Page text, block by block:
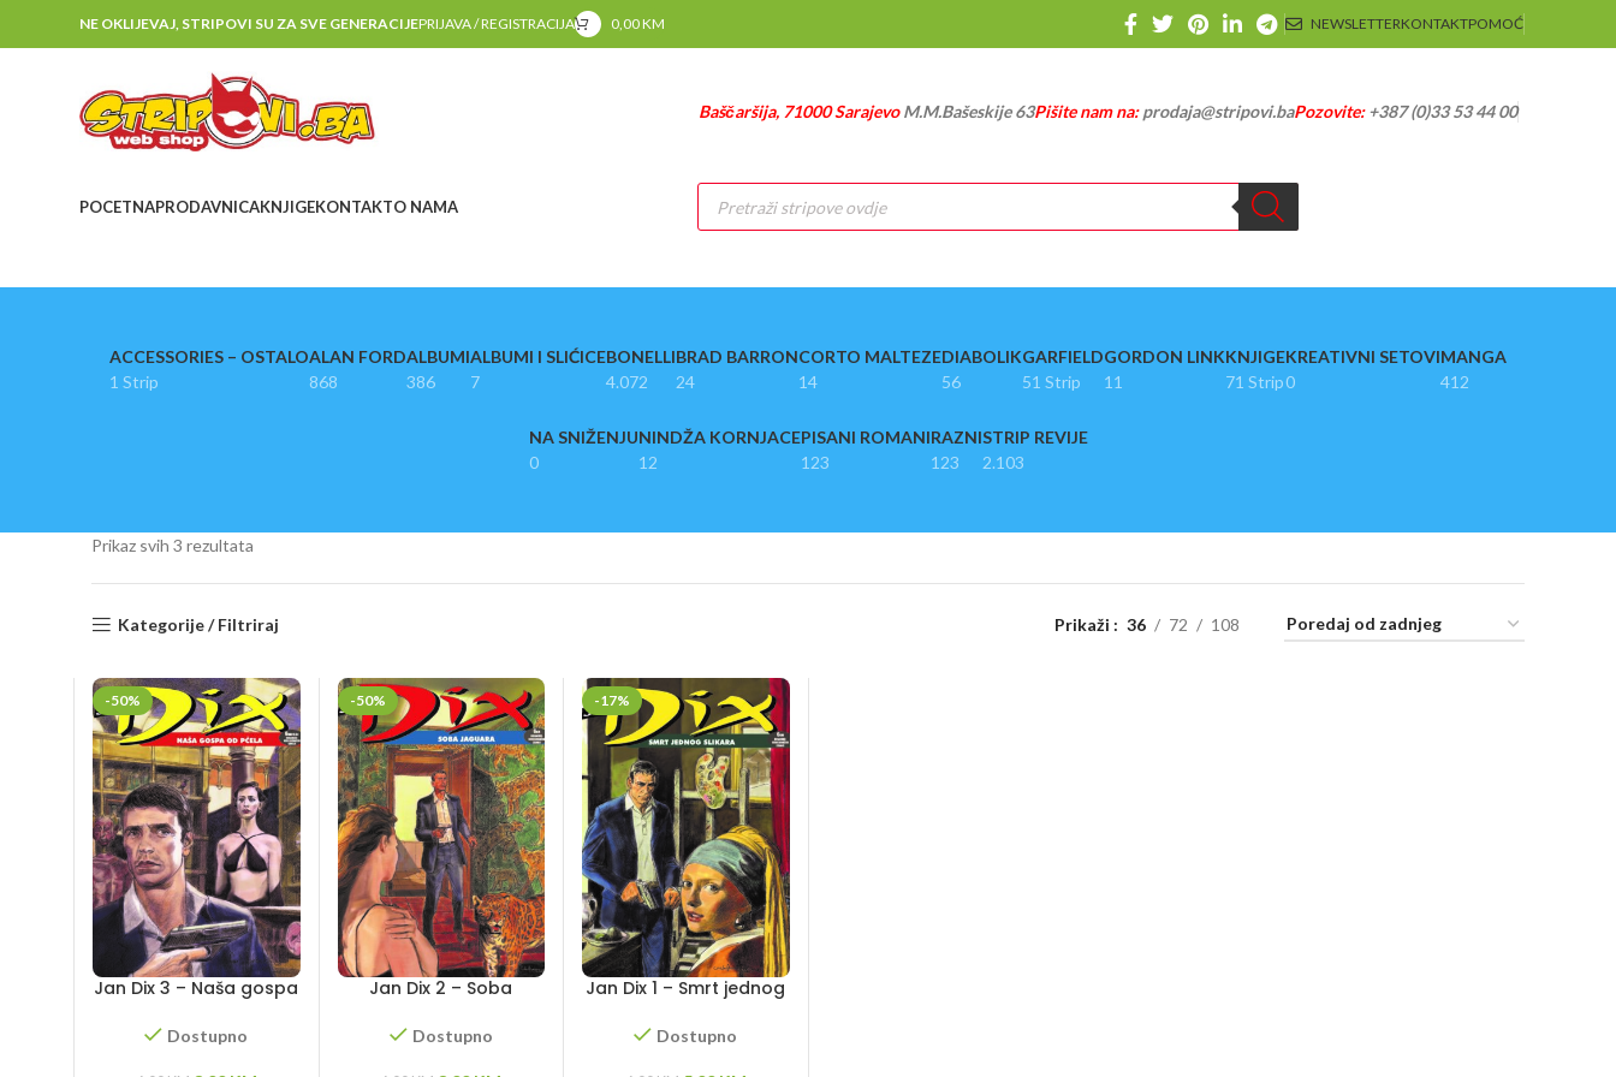
NE OKLIJEVAJ, STRIPOVI SU ZA SVE GENERACIJEPRIJAVA / REGISTRACIJA 0,00KM NEWSLETTERKONTAKTPOMOĆ
Baščaršija, 71000 SarajevoM.M.Bašeskije 63Pišite nam na:prodaja@stripovi.baPozovite:+387 (0)33 53 44 00
POCETNAPRODAVNICAKNJIGEKONTAKTO NAMA
Products
search
ACCESSORIES – OSTALO
1 Strip
ALAN FORD
868
ALBUMI
386
ALBUMI I SLIĆICE
7
BONELLI
4.072
BRAD BARRON
24
CORTO MALTEZE
14
DIABOLIK
56
GARFIELD
51 Strip
GORDON LINK
11
KNJIGE
71 Strip
KREATIVNI SETOVI
0
MANGA
412
NA SNIŽENJU
0
NINDŽA KORNJACE
12
PISANI ROMANI
123
RAZNI
123
STRIP REVIJE
2.103
Prikaz svih 3 rezultata
Kategorije / Filtriraj
Prikaži 36 72 108
-50%
Jan Dix 3 – Naša gospa
Dostupno
-50%
Jan Dix 2 – Soba
Dostupno
-17%
Jan Dix 1 – Smrt jednog
Dostupno